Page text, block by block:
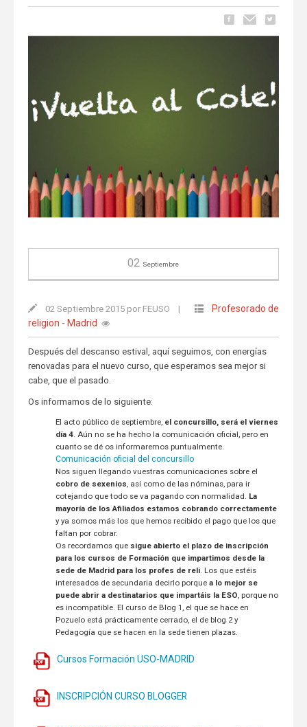
02 Septiembre
02 Septiembre 2015 por FEUSO |
Profesorado de
religion - Madrid
Después del descanso estival, aquí seguimos, con energías
renovadas para el nuevo curso, que esperamos sea mejor si
cabe, que el pasado.
Os informamos de lo siguiente:
El acto público de septiembre, el concursillo, será el viernes
día 4. Aún no se ha hecho la comunicación oficial, pero en
cuanto se dé os informaremos puntualmente.
Comunicación oficial del concursillo
Nos siguen llegando vuestras comunicaciones sobre el
cobro de sexenios, así como de las nóminas, para ir
cotejando que todo se va pagando con normalidad. La
mayoría de los Afiliados estamos cobrando correctamente
y ya somos más los que hemos recibido el pago que los que
faltan por cobrar.
Os recordamos que sigue abierto el plazo de inscripción
para los cursos de Formación que impartimos desde la
sede de Madrid para los profes de reli. Los que estéis
interesados de secundaria decirlo porque a lo mejor se
puede abrir a destinatarios que impartáis la ESO, porque no
es incompatible. El curso de Blog 1, el que se hace en
Pozuelo está prácticamente cerrado, el de blog 2 y
Pedagogía que se hacen en la sede tienen plazas.
Cursos Formación USO-MADRID
INSCRIPCIÓN CURSO BLOGGER